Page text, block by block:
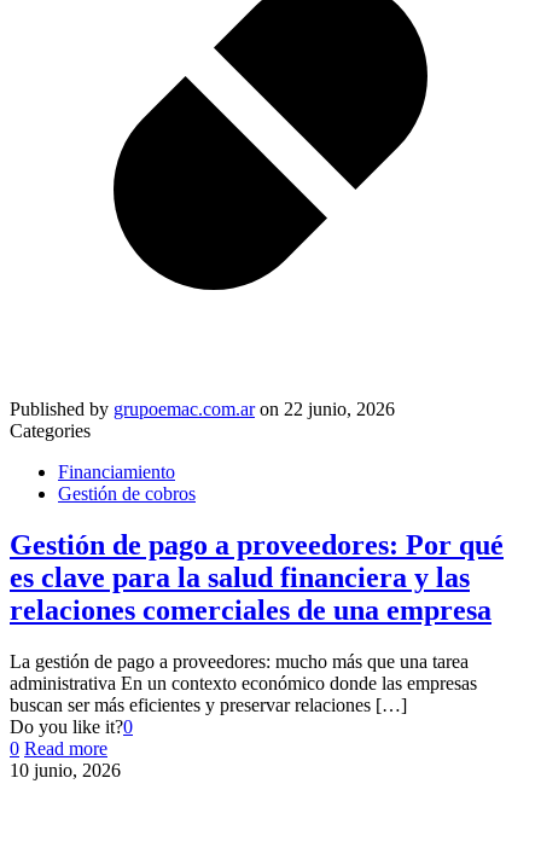
Published by grupoemac.com.ar on 22 junio, 2026
Categories
Financiamiento
Gestión de cobros
Gestión de pago a proveedores: Por qué
es clave para la salud financiera y las
relaciones comerciales de una empresa
La gestión de pago a proveedores: mucho más que una tarea
administrativa En un contexto económico donde las empresas
buscan ser más eficientes y preservar relaciones […]
Do you like it?0
0 Read more
10 junio, 2026